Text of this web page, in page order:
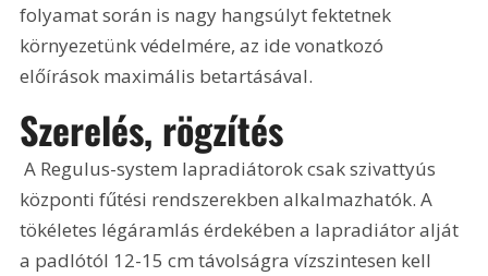
folyamat során is nagy hangsúlyt fektetnek
környezetünk védelmére, az ide vonatkozó
előírások maximális betartásával.
Szerelés, rögzítés
A Regulus-system lapradiátorok csak szivattyús
központi fűtési rendszerekben alkalmazhatók. A
tökéletes légáramlás érdekében a lapradiátor alját
a padlótól 12-15 cm távolságra vízszintesen kell